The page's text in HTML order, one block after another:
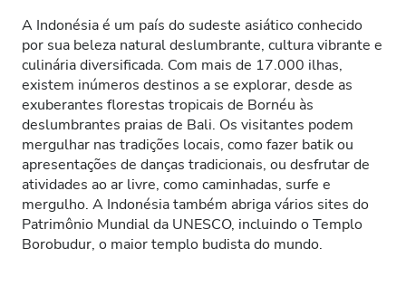
Diálise HDF
Aceita
Pacientes com HIV
Pacientes com Hepatite B
Pacientes com Hepatite C
Preço
A Indonésia é um país do sudeste asiático conhecido
por sua beleza natural deslumbrante, cultura vibrante e
culinária diversificada. Com mais de 17.000 ilhas,
existem inúmeros destinos a se explorar, desde as
exuberantes florestas tropicais de Bornéu às
deslumbrantes praias de Bali. Os visitantes podem
mergulhar nas tradições locais, como fazer batik ou
apresentações de danças tradicionais, ou desfrutar de
atividades ao ar livre, como caminhadas, surfe e
mergulho. A Indonésia também abriga vários sites do
Patrimônio Mundial da UNESCO, incluindo o Templo
Borobudur, o maior templo budista do mundo.